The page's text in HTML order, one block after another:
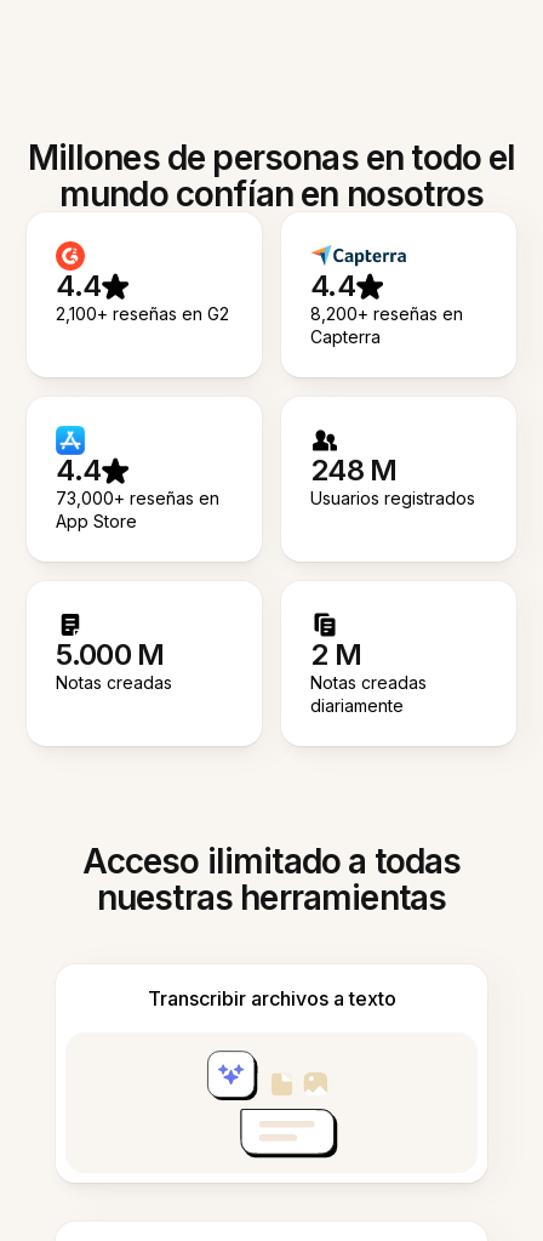
Millones de personas en todo el
mundo confían en nosotros
4.4
2,100+ reseñas en G2
4.4
8,200+ reseñas en
Capterra
4.4
73,000+ reseñas en
App Store
248 M
Usuarios registrados
5.000 M
Notas creadas
2 M
Notas creadas
diariamente
Acceso ilimitado a todas
nuestras herramientas
Transcribir archivos a texto